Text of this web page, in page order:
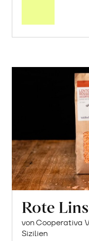
Rote
von Cooperativa
Sizilien